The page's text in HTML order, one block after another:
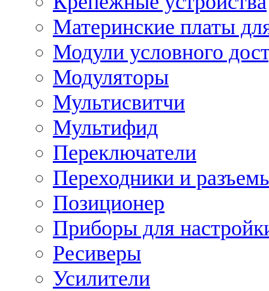
Материнские платы
Модули условного
Модуляторы
Мультисвитчи
Мультифид
Переключатели
Переходники и
Позиционер
Приборы для
Ресиверы
Усилители